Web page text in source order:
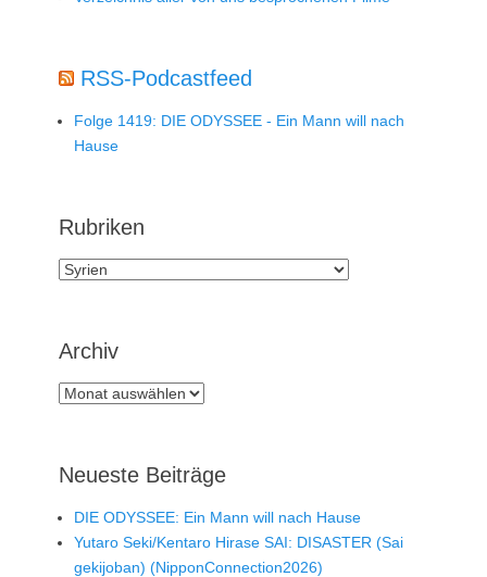
RSS-Podcastfeed
Folge 1419: DIE ODYSSEE - Ein Mann will nach
Hause
Rubriken
Rubriken
Archiv
Archiv
Neueste Beiträge
DIE ODYSSEE: Ein Mann will nach Hause
Yutaro Seki/Kentaro Hirase SAI: DISASTER (Sai
gekijoban) (NipponConnection2026)